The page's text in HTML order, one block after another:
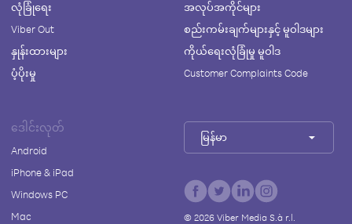
လုံခြုံရေး
Viber Out
နှုန်းထားများ
ပံ့ပိုးမှု
အလုပ်အကိုင်များ
စည်းကမ်းချက်များနှင့် မူဝါဒများ
ကိုယ်ရေးလုံခြုံမှု မူဝါဒ
Customer Complaints Code
ဒေါင်းလုတ်
Android
iPhone & iPad
Windows PC
Mac
မြန်မာ
© 2026Viber Media S.à r.l.